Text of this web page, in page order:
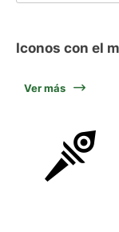
Iconos con el
Ver más